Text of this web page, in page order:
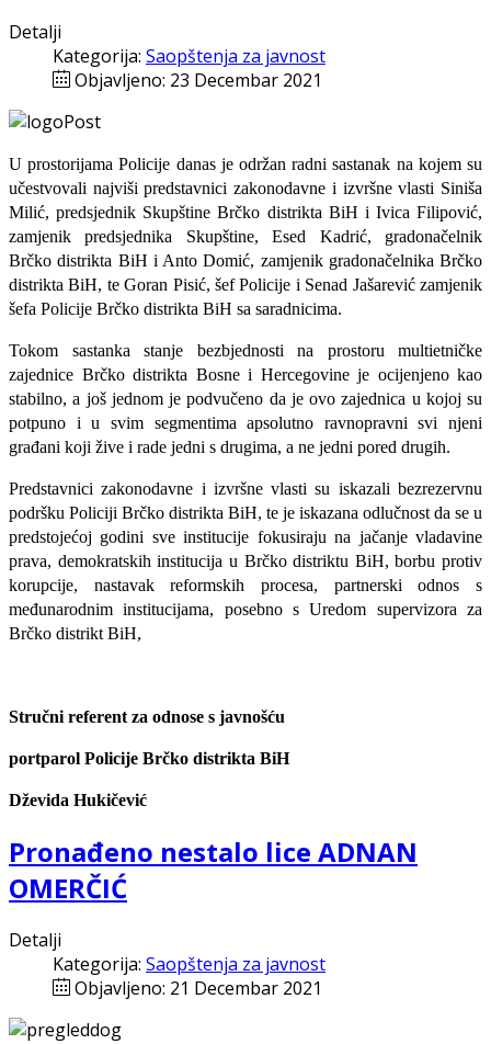
Detalji
Kategorija: Saopštenja za javnost
Objavljeno: 23 Decembar 2021
U prostorijama Policije danas je održan radni sastanak na kojem su
učestvovali najviši predstavnici zakonodavne i izvršne vlasti Siniša
Milić, predsjednik Skupštine Brčko distrikta BiH i Ivica Filipović,
zamjenik predsjednika Skupštine, Esed Kadrić, gradonačelnik
Brčko distrikta BiH i Anto Domić, zamjenik gradonačelnika Brčko
distrikta BiH, te Goran Pisić, šef Policije i Senad Jašarević zamjenik
šefa Policije Brčko distrikta BiH sa saradnicima.
Tokom sastanka stanje bezbjednosti na prostoru multietničke
zajednice Brčko distrikta Bosne i Hercegovine je ocijenjeno kao
stabilno, a još jednom je podvučeno da je ovo zajednica u kojoj su
potpuno i u svim segmentima apsolutno ravnopravni svi njeni
građani koji žive i rade jedni s drugima, a ne jedni pored drugih.
Predstavnici zakonodavne i izvršne vlasti su iskazali bezrezervnu
podršku Policiji Brčko distrikta BiH, te je iskazana odlučnost da se u
predstojećoj godini sve institucije fokusiraju na jačanje vladavine
prava, demokratskih institucija u Brčko distriktu BiH, borbu protiv
korupcije, nastavak reformskih procesa, partnerski odnos s
međunarodnim institucijama, posebno s Uredom supervizora za
Brčko distrikt BiH,
Stručni referent za odnose s javnošću
portparol Policije Brčko distrikta BiH
Dževida Hukičević
Pronađeno nestalo lice ADNAN
OMERČIĆ
Detalji
Kategorija: Saopštenja za javnost
Objavljeno: 21 Decembar 2021